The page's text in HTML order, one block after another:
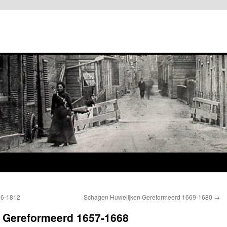
1812 Schagen Huwelijken Gereformeerd 1669-1680 →
1657-1668